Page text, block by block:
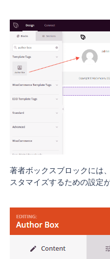
著者ボックスブロックには
スタマイズするための設定